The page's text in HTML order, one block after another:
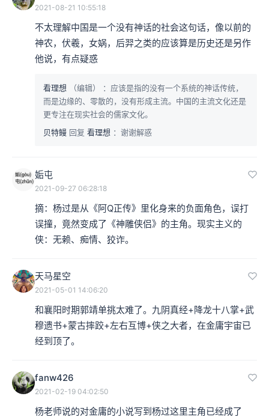
2021-08-21 10:55:18
不太理解中国是一个没有神话的社会这句话，像以前的
神农，伏羲，女娲，后羿之类的应该算是历史还是另作
他说，有点疑惑
看理想 （编辑）
：应该是指的没有一个系统的神话传统，
而是边缘的、零散的，没有形成主流。中国的主流文化还是
更专注在现实社会的儒家文化。
贝特鳗 回复 看理想 ：谢谢解惑
姤屯
2021-09-27 06:28:18
摘：杨过是从《阿Q正传》里化身来的负面角色，误打
误撞，竟然变成了《神雕侠侣》的主角。现实主义的
侠：无赖、痴情、狡诈。
天马星空
2021-05-01 14:06:20
和襄阳时期郭靖单挑太难了。九阴真经+降龙十八掌+武
穆遗书+蒙古摔跤+左右互博+侠之大者，在金庸宇宙已
经到顶了。
fanw426
2021-02-19 04:02:50
杨老师说的对金庸的小说写到杨过这里主角已经成了